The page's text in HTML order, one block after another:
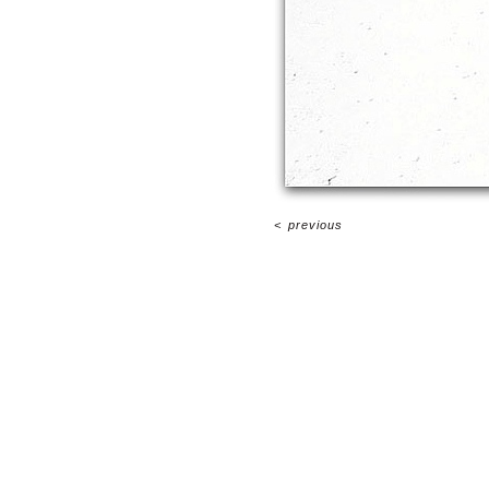
< previous